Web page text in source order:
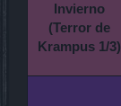
Invierno
(Terror de
Krampus 1/3)